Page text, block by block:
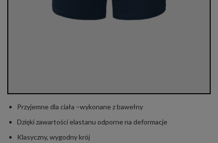
Przyjemne dla ciała –wykonane z bawełny
Dzięki zawartości elastanu odporne na deformacje
Klasyczny, wygodny krój